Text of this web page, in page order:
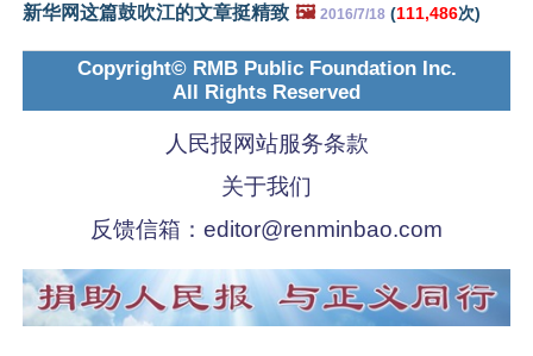
新华网这篇鼓吹江的文章挺精致 🖼️ 2016/7/18 (111,486次)
Copyright© RMB Public Foundation Inc.
All Rights Reserved
人民报网站服务条款
关于我们
反馈信箱： editor@renminbao.com